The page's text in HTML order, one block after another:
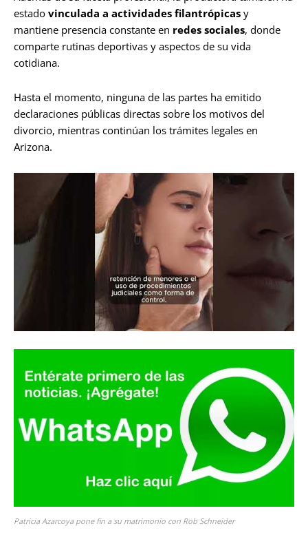
estado vinculada a actividades filantrópicas y
mantiene presencia constante en redes sociales, donde
comparte rutinas deportivas y aspectos de su vida
cotidiana.
Hasta el momento, ninguna de las partes ha emitido
declaraciones públicas directas sobre los motivos del
divorcio, mientras continúan los trámites legales en
Arizona.
Patricia Azarcoya pone fin a su matrimonio con Rob Schneider